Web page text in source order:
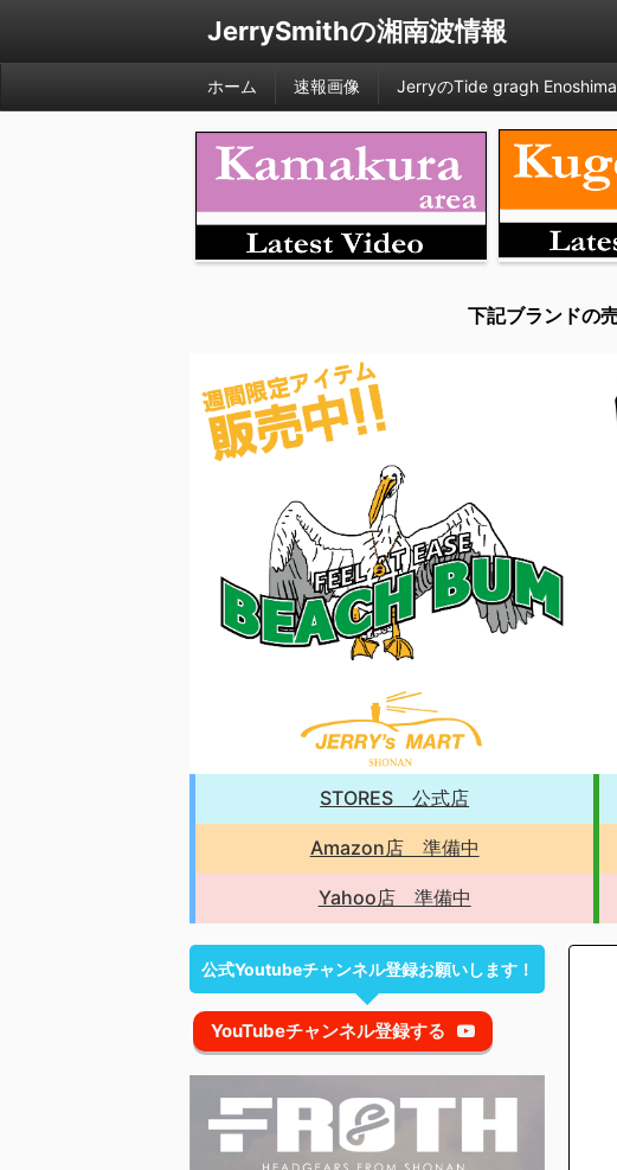
JerrySmithの湘南波情報
ホーム 速報画像 JerryのTide gragh Enoshima
下記ブランドの
STORES 公式店
Amazon店 準備中
Yahoo店 準備中
公式Youtubeチャンネル登録お願いします！
YouTubeチャンネル登録する